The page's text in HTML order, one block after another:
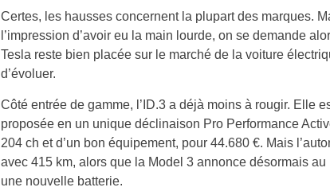
Certes, les hausses concernent la plupart des marques.
l’impression d’avoir eu la main lourde, on se demande
Tesla reste bien placée sur le marché de la voiture
d’évoluer.
Côté entrée de gamme, l’ID.3 a déjà moins à rougir. Elle
proposée en un unique déclinaison Pro Performance
204 ch et d’un bon équipement, pour 44.680 €. Mais
avec 415 km, alors que la Model 3 annonce désormais au
une nouvelle batterie.